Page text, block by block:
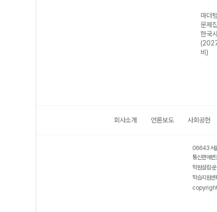
마더
문제
한국
비)
회사소개 언론보도 사회공헌
06643 서
통신판매
학원설립·
학습지원